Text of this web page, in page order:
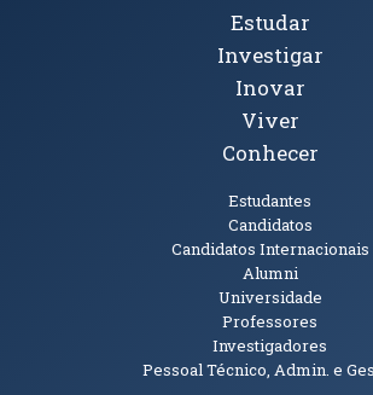
Tópicos Principais
Estudar
Investigar
Inovar
Viver
Conhecer
Estudantes
Candidatos
Candidatos Internacionais
Alumni
Universidade
Professores
Investigadores
Pessoal Técnico, Admin. e